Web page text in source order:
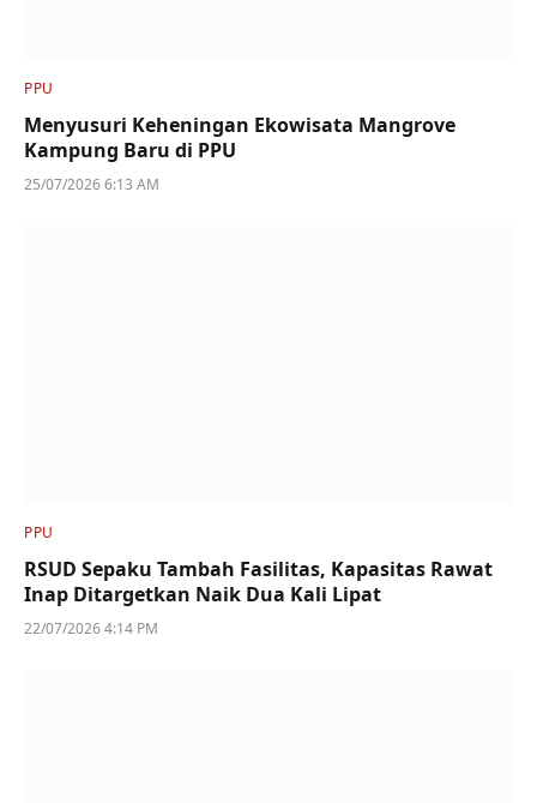
PPU
Menyusuri Keheningan Ekowisata Mangrove
Kampung Baru di PPU
25/07/2026 6:13 AM
PPU
RSUD Sepaku Tambah Fasilitas, Kapasitas Rawat
Inap Ditargetkan Naik Dua Kali Lipat
22/07/2026 4:14 PM